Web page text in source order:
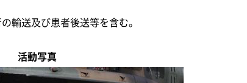
輸送及び患者後送等を含む。
活動写真